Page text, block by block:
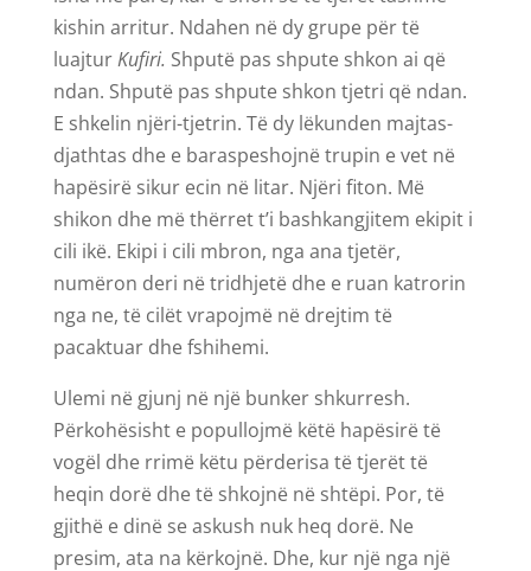
kishin arritur. Ndahen në dy grupe për të
luajturKufiri. Shputë pas shpute shkon ai që
ndan. Shputë pas shpute shkon tjetri që ndan.
E shkelin njëri-tjetrin. Të dy lëkunden majtas-
djathtas dhe e baraspeshojnë trupin e vet në
hapësirë sikur ecin në litar. Njëri fiton. Më
shikon dhe më thërret t’i bashkangjitem ekipit i
cili ikë. Ekipi i cili mbron, nga ana tjetër,
numëron deri në tridhjetë dhe e ruan katrorin
nga ne, të cilët vrapojmë në drejtim të
pacaktuar dhe fshihemi.
Ulemi në gjunj në një bunker shkurresh.
Përkohësisht e popullojmë këtë hapësirë të
vogël dhe rrimë këtu përderisa të tjerët të
heqin dorë dhe të shkojnë në shtëpi. Por, të
gjithë e dinë se askush nuk heq dorë. Ne
presim, ata na kërkojnë. Dhe, kur një nga një